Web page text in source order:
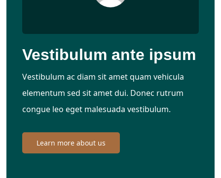
Vestibulum ante ipsum
Vestibulum ac diam sit amet quam vehicula
elementum sed sit amet dui. Donec rutrum
congue leo eget malesuada vestibulum.
Learn more about us